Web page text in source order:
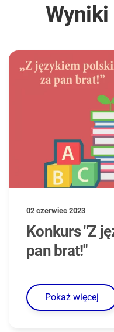
02 czerwiec 2023
Konkurs "Z
pan brat!"
Pokaż więcej